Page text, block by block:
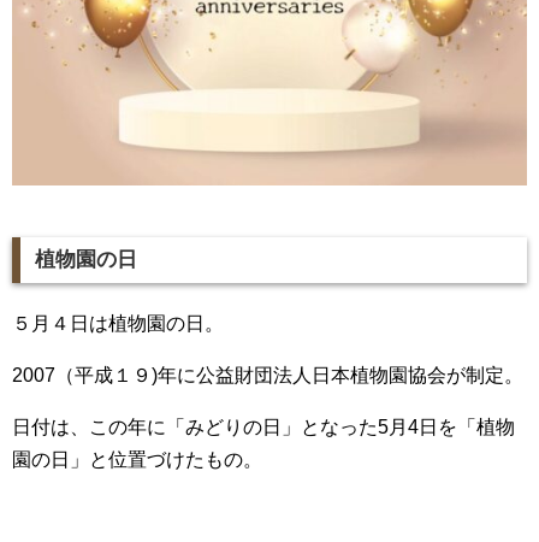
植物園の日
５月４日は植物園の日。
2007（平成１９)年に公益財団法人日本植物園協会が制定。
日付は、この年に「みどりの日」となった5月4日を「植物
園の日」と位置づけたもの。